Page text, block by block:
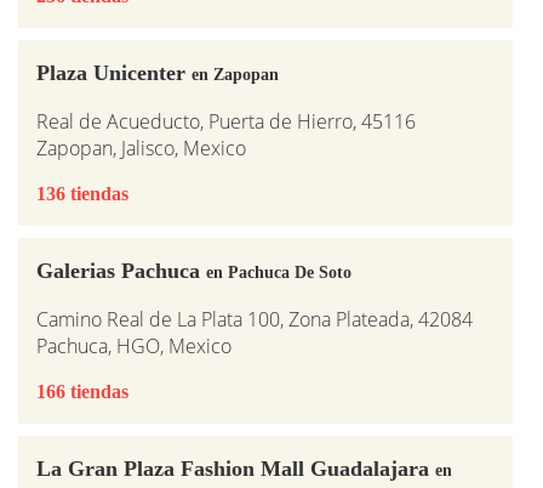
Plaza Unicenter en Zapopan
Real de Acueducto, Puerta de Hierro, 45116
Zapopan, Jalisco, Mexico
136 tiendas
Galerias Pachuca en Pachuca De Soto
Camino Real de La Plata 100, Zona Plateada, 42084
Pachuca, HGO, Mexico
166 tiendas
La Gran Plaza Fashion Mall Guadalajara en